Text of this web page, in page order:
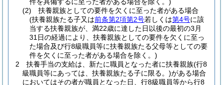
(2)
扶養親族としての要件を欠くに至った者がある場合
(扶養親族たる子又は前条第2項第2号若しくは第4号に該
当する扶養親族が、満22歳に達した日以後の最初の3月
31日の経過により、扶養親族としての要件を欠くに至っ
た場合及び行8級職員等に扶養親族たる父母等としての要
件を欠くに至った者がある場合を除く。)
2
扶養手当の支給は、新たに職員となった者に扶養親族(行8
級職員等にあっては、扶養親族たる子に限る。)がある場合
においてはその者が職員となった日、行8級職員等から行8